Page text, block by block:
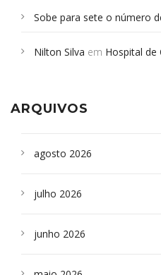
Sobe para sete o número
Campoformosenses que
Nilton Silva em Hospital de
ARQUIVOS
agosto 2026
julho 2026
junho 2026